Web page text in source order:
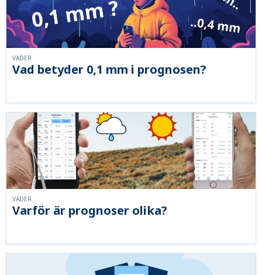
Vad betyder 0,1 mm i prognosen?
VÄDER
Varför är prognoser olika?
VÄDER